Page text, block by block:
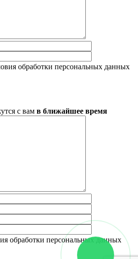
обработки персональных данных
с вам в ближайшее время
обработки персональных данных